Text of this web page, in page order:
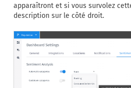
apparaîtront et si vous survolez
description sur le côté droit.